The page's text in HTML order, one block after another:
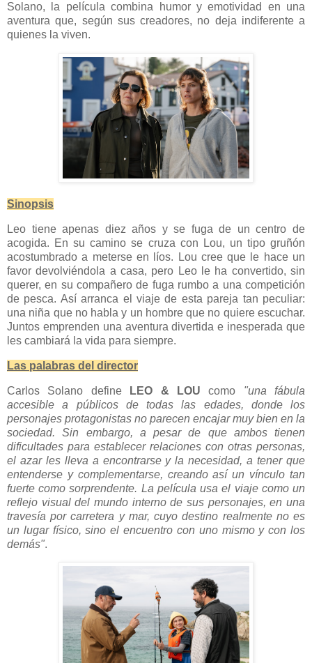
Solano, la película combina humor y emotividad en una
aventura que, según sus creadores, no deja indiferente a
quienes la viven.
Sinopsis
Leo tiene apenas diez años y se fuga de un centro de
acogida. En su camino se cruza con Lou, un tipo gruñón
acostumbrado a meterse en líos. Lou cree que le hace un
favor devolviéndola a casa, pero Leo le ha convertido, sin
querer, en su compañero de fuga rumbo a una competición
de pesca. Así arranca el viaje de esta pareja tan peculiar:
una niña que no habla y un hombre que no quiere escuchar.
Juntos emprenden una aventura divertida e inesperada que
les cambiará la vida para siempre.
Las palabras del director
Carlos Solano define LEO & LOU como "una fábula
accesible a públicos de todas las edades, donde los
personajes protagonistas no parecen encajar muy bien en la
sociedad. Sin embargo, a pesar de que ambos tienen
dificultades para establecer relaciones con otras personas,
el azar les lleva a encontrarse y la necesidad, a tener que
entenderse y complementarse, creando así un vínculo tan
fuerte como sorprendente. La película usa el viaje como un
reflejo visual del mundo interno de sus personajes, en una
travesía por carretera y mar, cuyo destino realmente no es
un lugar físico, sino el encuentro con uno mismo y con los
demás".